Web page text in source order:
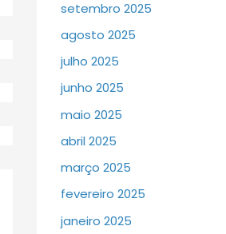
setembro 2025
agosto 2025
julho 2025
junho 2025
maio 2025
abril 2025
março 2025
fevereiro 2025
janeiro 2025